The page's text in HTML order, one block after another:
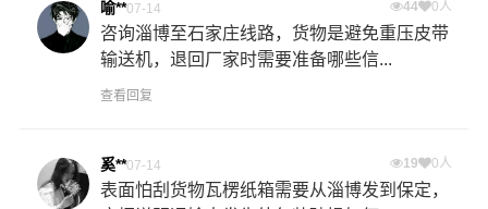
喻**07-14 44 0人
咨询淄博至石家庄线路，货物是避免重压皮带
输送机，退回厂家时需要准备哪些信...
查看回复
奚**07-14 19 0人
表面怕刮货物瓦楞纸箱需要从淄博发到保定，